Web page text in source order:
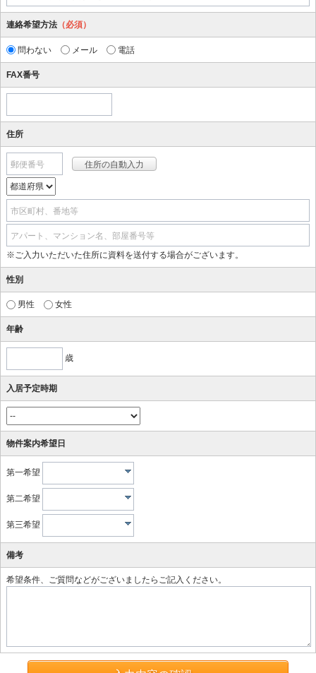
連絡希望方法 （必須）
問わない メール 電話
FAX番号
住所
郵便番号
市区町村、番地等
アパート、マンション名、部屋番号等
※ご入力いただいた住所に資料を送付する場合がございます。
性別
男性 女性
年齢
歳
入居予定時期
物件案内希望日
第一希望
第二希望
第三希望
備考
希望条件、ご質問などがございましたらご記入ください。